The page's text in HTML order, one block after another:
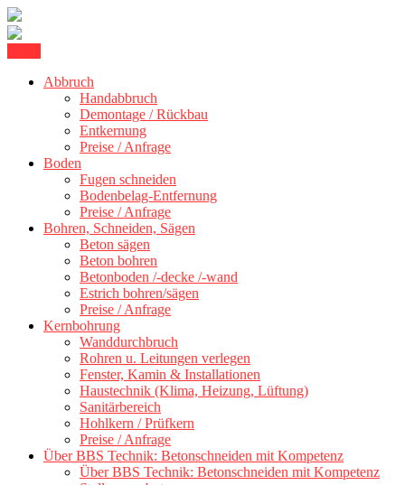
content
Betonschneiden Stuttgart
+ 300 kmAbbruch
Handabbruch
Demontage / Rückbau
Entkernung
Preise / Anfrage
Boden
Fugen schneiden
Bodenbelag-Entfernung
Preise / Anfrage
Bohren, Schneiden, Sägen
Beton sägen
Beton bohren
Betonboden /-decke /-wand
Estrich bohren/sägen
Preise / Anfrage
Kernbohrung
Wanddurchbruch
Rohren u. Leitungen verlegen
Fenster, Kamin & Installationen
Haustechnik (Klima, Heizung, Lüftung)
Sanitärbereich
Hohlkern / Prüfkern
Preise / Anfrage
Über BBS Technik: Betonschneiden mit Kompetenz
Über BBS Technik: Betonschneiden mit Kompetenz